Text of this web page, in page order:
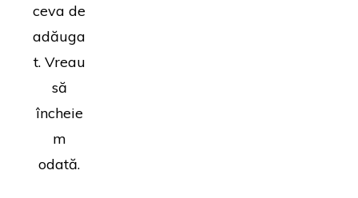
ceva de
adăuga
t. Vreau
să
încheie
m
odată.